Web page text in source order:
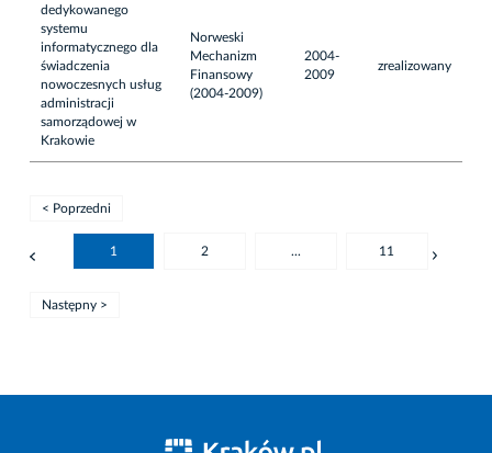
dedykowanego
systemu
informatycznego dla
świadczenia
nowoczesnych usług
administracji
samorządowej w
Krakowie
Norweski
Mechanizm
Finansowy
(2004-2009)
2004-
2009
zrealizowany
< Poprzedni
1 2 ... 11
Następny >